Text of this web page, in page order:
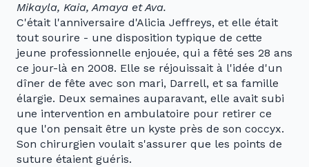
Mikayla, Kaia, Amaya et Ava.
C'était l'anniversaire d'Alicia Jeffreys, et elle était
tout sourire - une disposition typique de cette
jeune professionnelle enjouée, qui a fêté ses 28 ans
ce jour-là en 2008. Elle se réjouissait à l'idée d'un
dîner de fête avec son mari, Darrell, et sa famille
élargie. Deux semaines auparavant, elle avait subi
une intervention en ambulatoire pour retirer ce
que l'on pensait être un kyste près de son coccyx.
Son chirurgien voulait s'assurer que les points de
suture étaient guéris.